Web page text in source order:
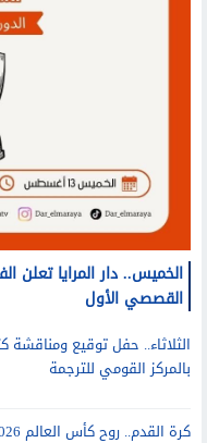
الخميس.. دار المرايا تعلن
القصصي الأول
الثلاثاء.. حفل توقيع ومناقشة
بالمركز القومي للترجمة